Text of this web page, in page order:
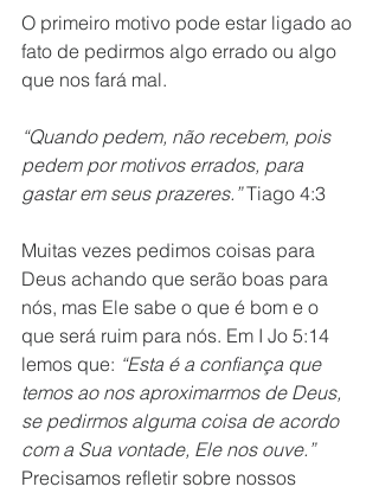
O primeiro motivo pode estar ligado ao
fato de pedirmos algo errado ou algo
que nos fará mal.
“Quando pedem, não recebem, pois
pedem por motivos errados, para
gastar em seus prazeres.” Tiago 4:3
Muitas vezes pedimos coisas para
Deus achando que serão boas para
nós, mas Ele sabe o que é bom e o
que será ruim para nós. Em I Jo 5:14
lemos que: “Esta é a confiança que
temos ao nos aproximarmos de Deus,
se pedirmos alguma coisa de acordo
com a Sua vontade, Ele nos ouve.”
Precisamos refletir sobre nossos